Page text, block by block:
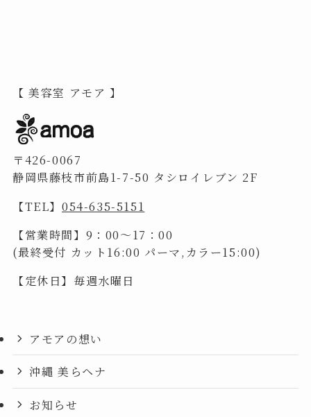
【 美容室 アモア 】
〒426-0067
静岡県藤枝市前島1-7-50 タシロイレブン 2F
【TEL】 054-635-5151
【営業時間】9：00～17：00
(最終受付 カット16:00 パーマ,カラー15:00)
【定休日】毎週水曜日
アモアの想い
沖縄 美らヘナ
お知らせ